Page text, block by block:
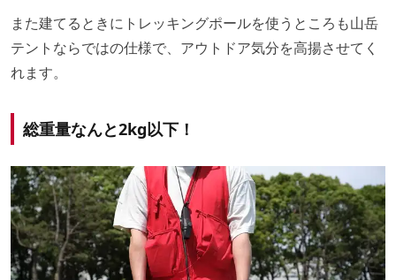
また建てるときにトレッキングポールを使うところも山岳
テントならではの仕様で、アウトドア気分を高揚させてく
れます。
総重量なんと2kg以下！